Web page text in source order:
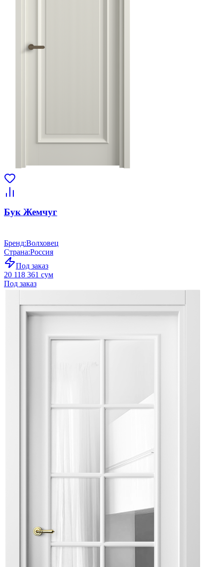
Бук Жемчуг
Бренд:Волховец
Страна:Россия
Под заказ
20 118 361 сум
Под заказ